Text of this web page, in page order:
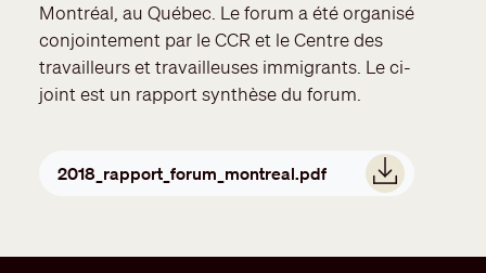
Montréal, au Québec. Le forum a été organisé
conjointement par le CCR et le Centre des
travailleurs et travailleuses immigrants. Le ci-
joint est un rapport synthèse du forum.
2018_rapport_forum_montreal.pdf